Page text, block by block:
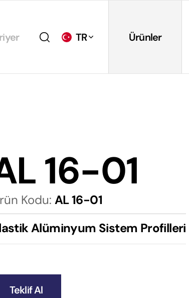
TR Ürünler
16-01
Kodu: AL 16-01
Alüminyum Sistem Profilleri
Teklif Al